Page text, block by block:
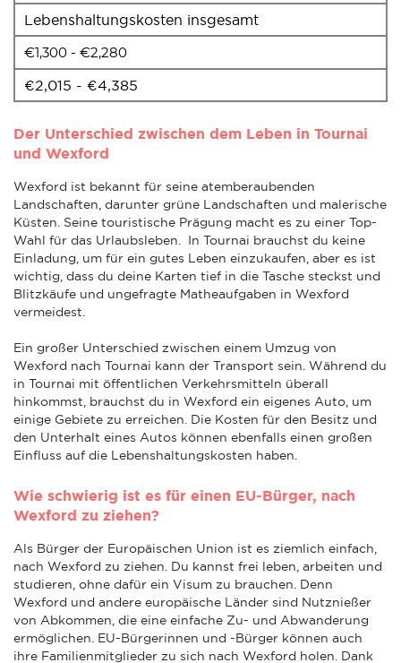
Lebenshaltungskosten insgesamt
€1,300 - €2,280
€2,015 - €4,385
Der Unterschied zwischen dem Leben in Tournai
und Wexford
Wexford ist bekannt für seine atemberaubenden
Landschaften, darunter grüne Landschaften und malerische
Küsten. Seine touristische Prägung macht es zu einer Top-
Wahl für das Urlaubsleben. In Tournai brauchst du keine
Einladung, um für ein gutes Leben einzukaufen, aber es ist
wichtig, dass du deine Karten tief in die Tasche steckst und
Blitzkäufe und ungefragte Matheaufgaben in Wexford
vermeidest.
Ein großer Unterschied zwischen einem Umzug von
Wexford nach Tournai kann der Transport sein. Während du
in Tournai mit öffentlichen Verkehrsmitteln überall
hinkommst, brauchst du in Wexford ein eigenes Auto, um
einige Gebiete zu erreichen. Die Kosten für den Besitz und
den Unterhalt eines Autos können ebenfalls einen großen
Einfluss auf die Lebenshaltungskosten haben.
Wie schwierig ist es für einen EU-Bürger, nach
Wexford zu ziehen?
Als Bürger der Europäischen Union ist es ziemlich einfach,
nach Wexford zu ziehen. Du kannst frei leben, arbeiten und
studieren, ohne dafür ein Visum zu brauchen. Denn
Wexford und andere europäische Länder sind Nutznießer
von Abkommen, die eine einfache Zu- und Abwanderung
ermöglichen. EU-Bürgerinnen und -Bürger können auch
ihre Familienmitglieder zu sich nach Wexford holen. Dank